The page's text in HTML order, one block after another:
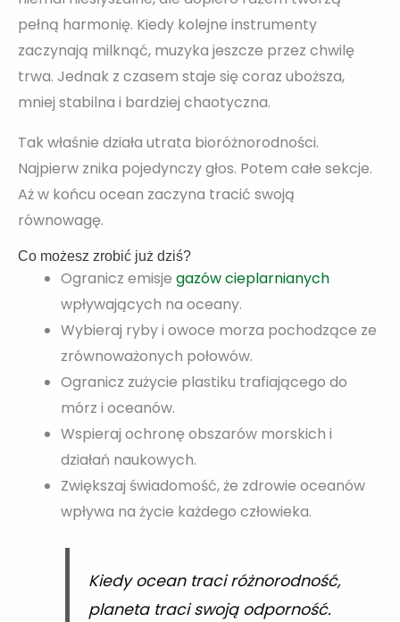
pełną harmonię. Kiedy kolejne instrumenty
zaczynają milknąć, muzyka jeszcze przez chwilę
trwa. Jednak z czasem staje się coraz uboższa,
mniej stabilna i bardziej chaotyczna.
Tak właśnie działa utrata bioróżnorodności.
Najpierw znika pojedynczy głos. Potem całe sekcje.
Aż w końcu ocean zaczyna tracić swoją
równowagę.
Co możesz zrobić już dziś?
Ogranicz emisje gazów cieplarnianych
wpływających na oceany.
Wybieraj ryby i owoce morza pochodzące ze
zrównoważonych połowów.
Ogranicz zużycie plastiku trafiającego do
mórz i oceanów.
Wspieraj ochronę obszarów morskich i
działań naukowych.
Zwiększaj świadomość, że zdrowie oceanów
wpływa na życie każdego człowieka.
Kiedy ocean traci różnorodność,
planeta traci swoją odporność.